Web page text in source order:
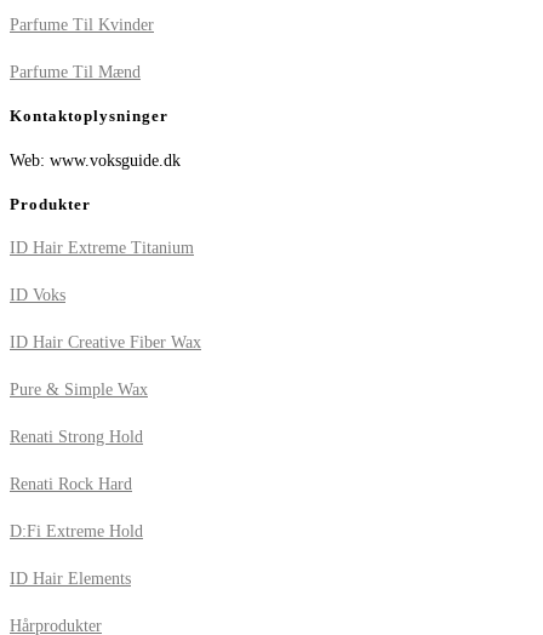
Parfume Til Kvinder
Parfume Til Mænd
Kontaktoplysninger
Web: www.voksguide.dk
Produkter
ID Hair Extreme Titanium
ID Voks
ID Hair Creative Fiber Wax
Pure & Simple Wax
Renati Strong Hold
Renati Rock Hard
D:Fi Extreme Hold
ID Hair Elements
Hårprodukter